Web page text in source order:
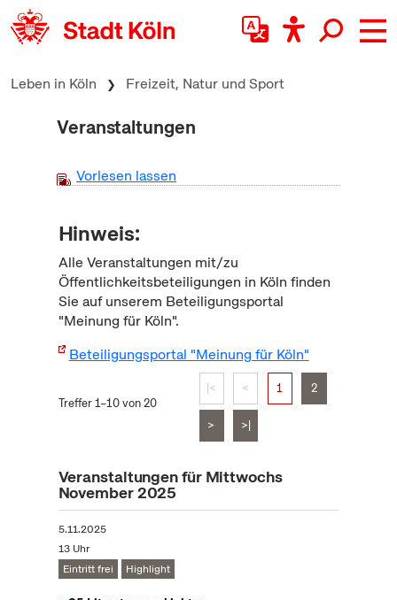
zum Inhalt springen
Leben in Köln Freizeit, Natur und Sport
Veranstaltungen
Vorlesen lassen
Hinweis:
Alle Veranstaltungen mit/zu
Öffentlichkeitsbeteiligungen in Köln finden
Sie auf unserem Beteiligungsportal
"Meinung für Köln".
Beteiligungsportal "Meinung für Köln"
Treffer 1–10 von 20
|< < 1 2
> >|
Veranstaltungen für Mittwochs
November 2025
5.11.2025
13 Uhr
Eintritt frei
Highlight